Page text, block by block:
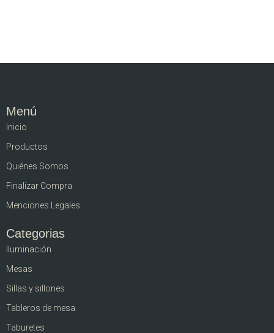
Menú
Inicio
Productos
Quiénes Somos
Finalizar Compra
Menciones Legales
Categorias
Iluminación
Mesas
Sillas y sillones
Tableros de mesa
Taburetes